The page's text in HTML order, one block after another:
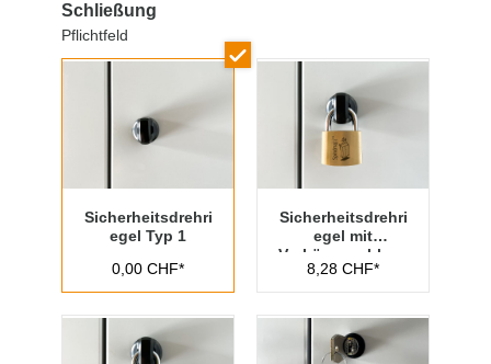
Schließung
Pflichtfeld
Sicherheitsdrehri
egel Typ 1
0,00 CHF*
Sicherheitsdrehri
egel mit
Vorhängeschloss
Typ 1
8,28 CHF*